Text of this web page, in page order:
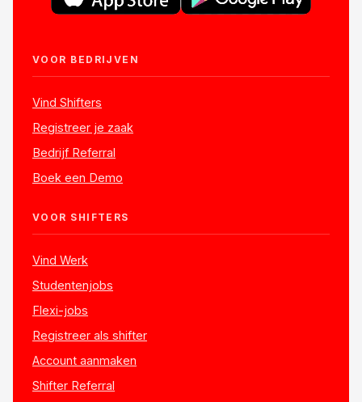
VOOR BEDRIJVEN
Vind Shifters
Registreer je zaak
Bedrijf Referral
Boek een Demo
VOOR SHIFTERS
Vind Werk
Studentenjobs
Flexi-jobs
Registreer als shifter
Account aanmaken
Shifter Referral